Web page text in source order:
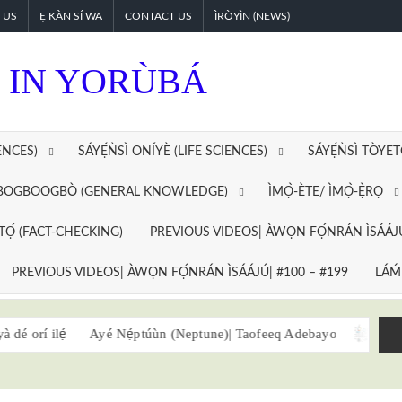
Ẹ KÀN SÍ WA CONTACT US ÌRÒYÌN (NEWS)
IN YORÙBÁ
SÁYẸ́ǸSÌ ONÍYÈ (LIFE SCIENCES) SÁYẸ́ǸSÌ
(GENERAL KNOWLEDGE) ÌMỌ̀-ÈTE/ ÌMỌ̀-Ẹ̀RỌ
(FACT-CHECKING) PREVIOUS VIDEOS| ÀWỌN FỌ́NRÁN
PREVIOUS VIDEOS| ÀWỌN FỌ́NRÁN ÌSÁÁJÚ| #100 – #199
orí ilẹ́ Ayé Nẹ́ptúùn (Neptune)| Taofeeq Adebayo Ẹ̀kọ́